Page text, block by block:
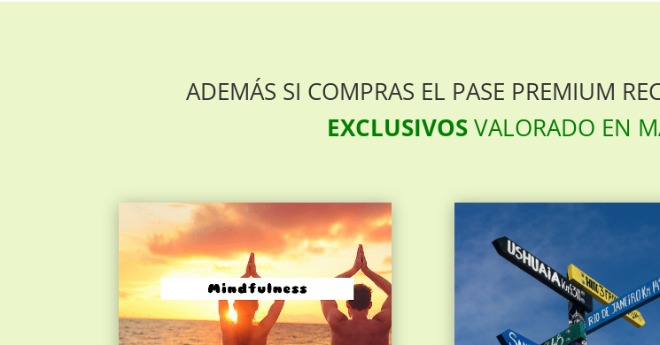
ADEMÁS SI COMPRAS EL PASE PREMIUM
EXCLUSIVOSVALORADO EN